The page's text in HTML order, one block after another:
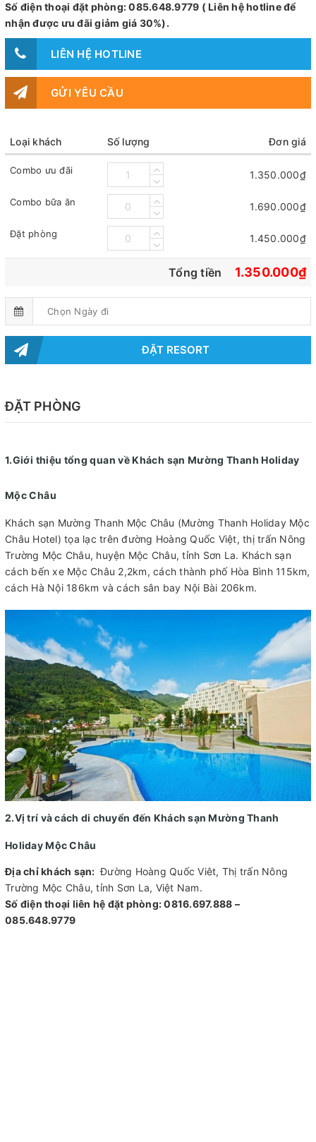
Số điện thoại đặt phòng: 085.648.9779 ( Liên hệ hotline để
nhận được ưu đãi giảm giá 30%).
LIÊN HỆ HOTLINE
GỬI YÊU CẦU
Loại khách Số lượng Đơn giá
Combo ưu đãi 1.350.000₫
Combo bữa ăn 1.690.000₫
Đặt phòng 1.450.000₫
Tổng tiền 1.350.000₫
ĐẶT RESORT
ĐẶT PHÒNG
1.Giới thiệu tổng quan về Khách sạn Mường Thanh Holiday
Mộc Châu
Khách sạn Mường Thanh Mộc Châu (Mường Thanh Holiday Mộc
Châu Hotel) tọa lạc trên đường Hoàng Quốc Việt, thị trấn Nông
Trường Mộc Châu, huyện Mộc Châu, tỉnh Sơn La. Khách sạn
cách bến xe Mộc Châu 2,2km, cách thành phố Hòa Bình 115km,
cách Hà Nội 186km và cách sân bay Nội Bài 206km.
2.Vị trí và cách di chuyển đến Khách sạn Mường Thanh
Holiday Mộc Châu
Địa chỉ khách sạn: Đường Hoàng Quốc Viêt, Thị trấn Nông
Trường Mộc Châu, tỉnh Sơn La, Việt Nam.
Số điện thoại liên hệ đặt phòng: 0816.697.888 –
085.648.9779